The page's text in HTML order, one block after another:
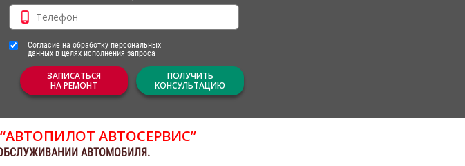
Согласие на обработку персональных
данных в целях исполнения запроса
ЗАПИСАТЬСЯ
НА РЕМОНТ
ПОЛУЧИТЬ
КОНСУЛЬТАЦИЮ
“АВТОПИЛОТ АВТОСЕРВИС”
АВТОМОБИЛЯ.